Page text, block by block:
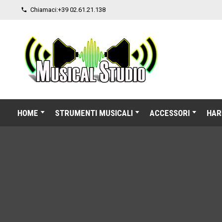
 Chiamaci:+39 02.61.21.138
HOME STRUMENTI MUSICALI ACCESSORI